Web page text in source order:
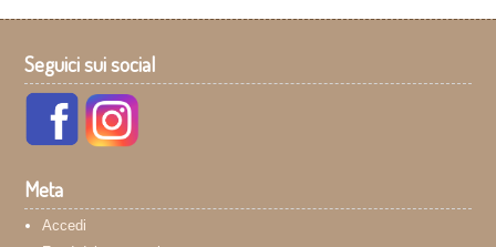
Seguici sui social
Meta
Accedi